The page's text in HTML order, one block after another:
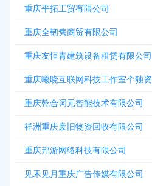
重庆平拓工贸有限公司
重庆全韧隽商贸有限公司
重庆友恒青建筑设备租赁有限公司
重庆曦晓互联网科技工作室个独资
重庆乾合词元智能技术有限公司
祥洲重庆废旧物资回收有限公司
重庆邦游网络科技有限公司
见禾见月重庆广告传媒有限公司